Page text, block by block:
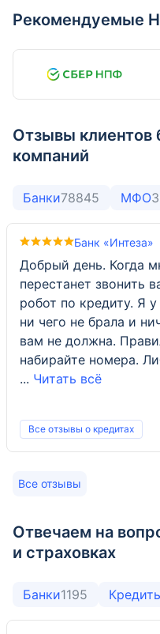
Банк Уралсиб
Яндекс Банк
Рекомендуемые
Отзывы клиентов
компаний
Банки78845 МФО
Банк «Интеза»
Добрый день. Когда
перестанет звонить
робот по кредиту. Я у
ни чего не брала и
вам не должна.
набирайте номера.
... Читать всё
Все отзывы о кредитах
Все отзывы
Отвечаем на
и страховках
Банки1195